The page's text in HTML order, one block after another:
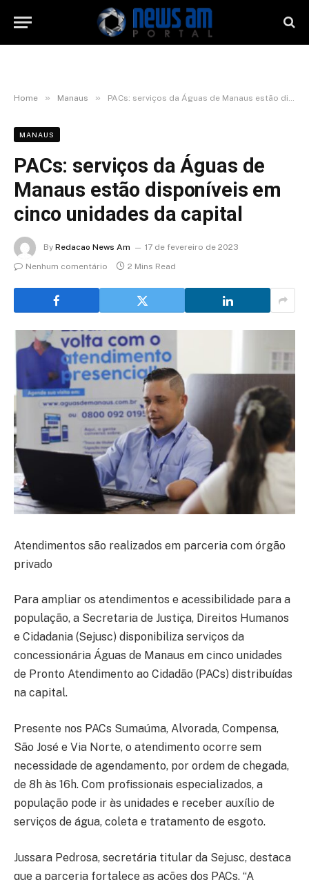
Home » Manaus » PACs: serviços da Águas de Manaus estão disponíveis em cinco unidades da capital
MANAUS
PACs: serviços da Águas de
Manaus estão disponíveis em
cinco unidades da capital
By Redacao News Am
17 de fevereiro de 2023
Nenhum comentário
2 Mins Read
Atendimentos são realizados em parceria com órgão
privado
Para ampliar os atendimentos e acessibilidade para a
população, a Secretaria de Justiça, Direitos Humanos
e Cidadania (Sejusc) disponibiliza serviços da
concessionária Águas de Manaus em cinco unidades
de Pronto Atendimento ao Cidadão (PACs) distribuídas
na capital.
Presente nos PACs Sumaúma, Alvorada, Compensa,
São José e Via Norte, o atendimento ocorre sem
necessidade de agendamento, por ordem de chegada,
de 8h às 16h. Com profissionais especializados, a
população pode ir às unidades e receber auxílio de
serviços de água, coleta e tratamento de esgoto.
Jussara Pedrosa, secretária titular da Sejusc, destaca
que a parceria fortalece as ações dos PACs. “A